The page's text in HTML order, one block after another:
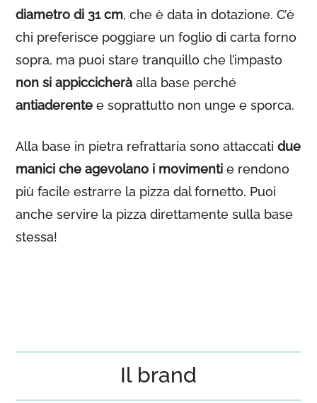
diametro di 31 cm, che è data in dotazione. C’è
chi preferisce poggiare un foglio di carta forno
sopra, ma puoi stare tranquillo che l’impasto
non si appiccicherà alla base perché
antiaderente e soprattutto non unge e sporca.
Alla base in pietra refrattaria sono attaccatidue
manici che agevolano i movimenti e rendono
più facile estrarre la pizza dal fornetto. Puoi
anche servire la pizza direttamente sulla base
stessa!
Il brand